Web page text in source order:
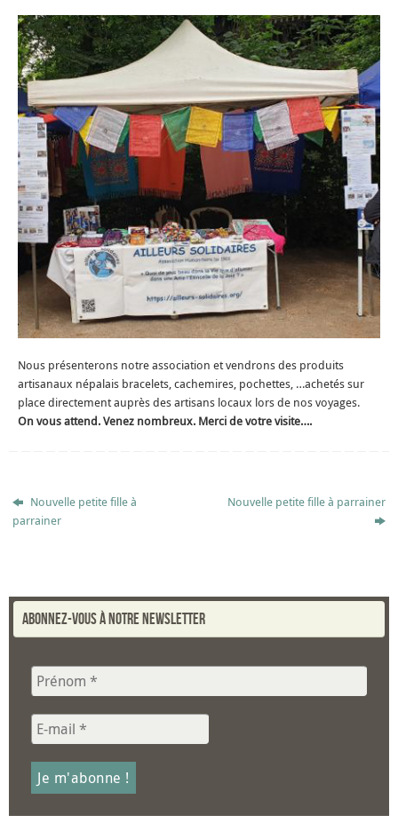
Nous présenterons notre association et vendrons des produits
artisanaux népalais bracelets, cachemires, pochettes, …achetés sur
place directement auprès des artisans locaux lors de nos voyages.
On vous attend. Venez nombreux. Merci de votre visite….
Nouvelle petite fille à
parrainer
Nouvelle petite fille à parrainer
Abonnez-vous à notre newsletter